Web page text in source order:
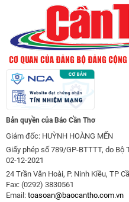
Bản quyền của Báo Cần Thơ
Giám đốc: HUỲNH HOÀNG MẾN
Giấy phép số 789/GP-BTTTT, do Bộ
02-12-2021
24 Trần Văn Hoài, P. Ninh Kiều, TP
Fax: (0292) 3830561
Email: toasoan@baocantho.com.vn